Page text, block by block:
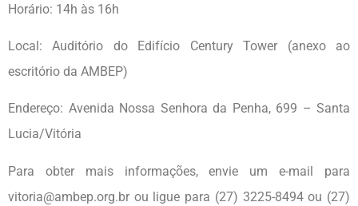
Horário: 14h às 16h
Local: Auditório do Edifício Century Tower (anexo ao
escritório da AMBEP)
Endereço: Avenida Nossa Senhora da Penha, 699 – Santa
Lucia/Vitória
Para obter mais informações, envie um e-mail para
vitoria@ambep.org.br ou ligue para (27) 3225-8494 ou (27)